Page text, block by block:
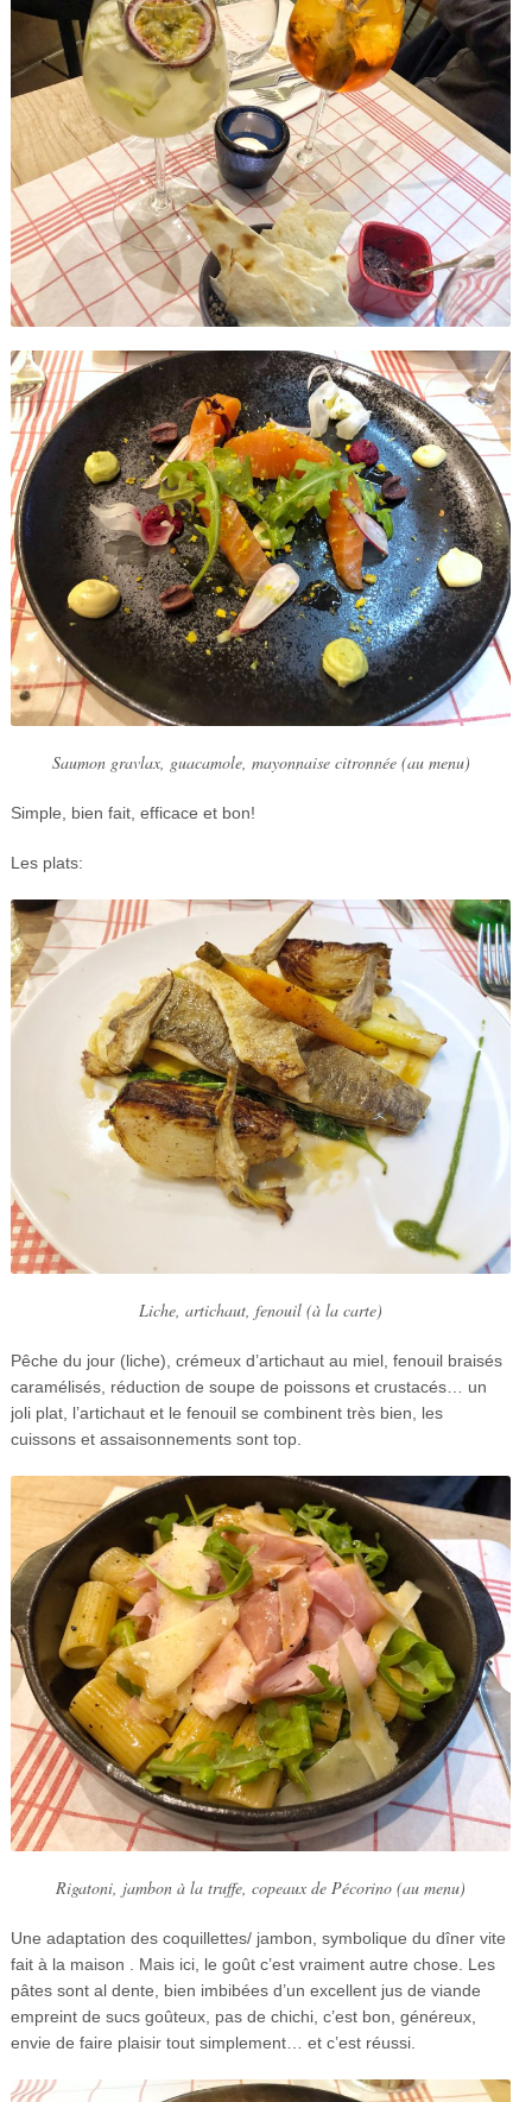
Saumon gravlax, guacamole, mayonnaise citronnée (au menu)
Simple, bien fait, efficace et bon!
Les plats:
Liche, artichaut, fenouil (à la carte)
Pêche du jour (liche), crémeux d’artichaut au miel, fenouil braisés
caramélisés, réduction de soupe de poissons et crustacés… un
joli plat, l’artichaut et le fenouil se combinent très bien, les
cuissons et assaisonnements sont top.
Rigatoni, jambon à la truffe, copeaux de Pécorino (au menu)
Une adaptation des coquillettes/ jambon, symbolique du dîner vite
fait à la maison . Mais ici, le goût c’est vraiment autre chose. Les
pâtes sont al dente, bien imbibées d’un excellent jus de viande
empreint de sucs goûteux, pas de chichi, c’est bon, généreux,
envie de faire plaisir tout simplement… et c’est réussi.